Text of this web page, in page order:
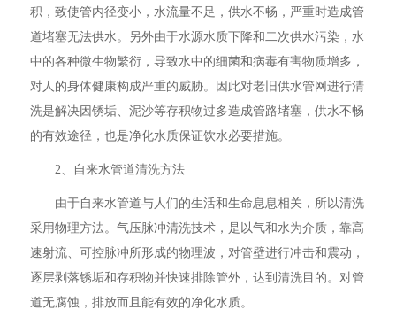
积，致使管内径变小，水流量不足，供水不畅，严重时造成管
道堵塞无法供水。另外由于水源水质下降和二次供水污染，水
中的各种微生物繁衍，导致水中的细菌和病毒有害物质增多，
对人的身体健康构成严重的威胁。因此对老旧供水管网进行清
洗是解决因锈垢、泥沙等存积物过多造成管路堵塞，供水不畅
的有效途径，也是净化水质保证饮水必要措施。
2、自来水管道清洗方法
由于自来水管道与人们的生活和生命息息相关，所以清洗
采用物理方法。气压脉冲清洗技术，是以气和水为介质，靠高
速射流、可控脉冲所形成的物理波，对管壁进行冲击和震动，
逐层剥落锈垢和存积物并快速排除管外，达到清洗目的。对管
道无腐蚀，排放而且能有效的净化水质。